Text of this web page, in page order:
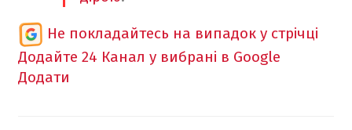
Не покладайтесь на випадок у стрічці
Додайте 24 Канал у вибрані в Google
Додати